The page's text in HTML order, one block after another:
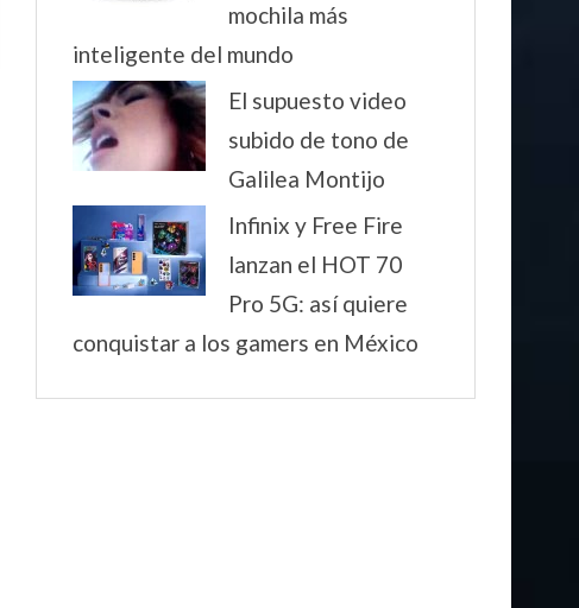
mochila más
inteligente del mundo
El supuesto video
subido de tono de
Galilea Montijo
Infinix y Free Fire
lanzan el HOT 70
Pro 5G: así quiere
conquistar a los gamers en México